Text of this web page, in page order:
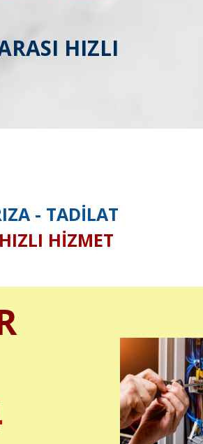
HIZLI
- TADİLAT
HİZMET